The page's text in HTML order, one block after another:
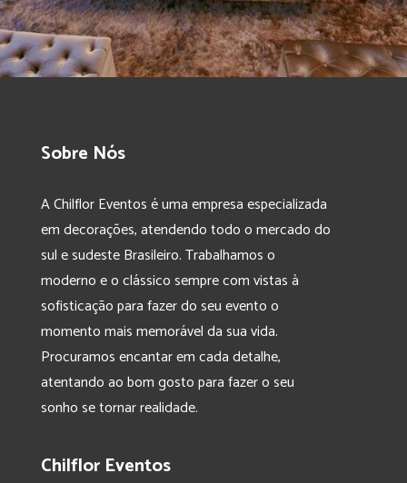
Sobre Nós
A Chilflor Eventos é uma empresa especializada
em decorações, atendendo todo o mercado do
sul e sudeste Brasileiro. Trabalhamos o
moderno e o clássico sempre com vistas à
sofisticação para fazer do seu evento o
momento mais memorável da sua vida.
Procuramos encantar em cada detalhe,
atentando ao bom gosto para fazer o seu
sonho se tornar realidade.
Chilflor Eventos